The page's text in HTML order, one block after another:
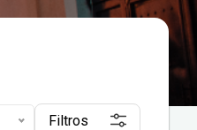
Filtros